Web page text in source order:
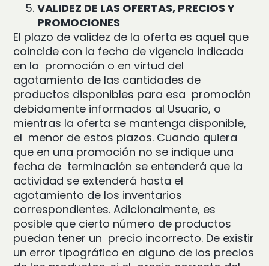
VALIDEZ DE LAS OFERTAS, PRECIOS Y
PROMOCIONES
El plazo de validez de la oferta es aquel que
coincide con la fecha de vigencia indicada
en la promoción o en virtud del
agotamiento de las cantidades de
productos disponibles para esa promoción
debidamente informados al Usuario, o
mientras la oferta se mantenga disponible,
el menor de estos plazos. Cuando quiera
que en una promoción no se indique una
fecha de terminación se entenderá que la
actividad se extenderá hasta el
agotamiento de los inventarios
correspondientes. Adicionalmente, es
posible que cierto número de productos
puedan tener un precio incorrecto. De existir
un error tipográfico en alguno de los precios